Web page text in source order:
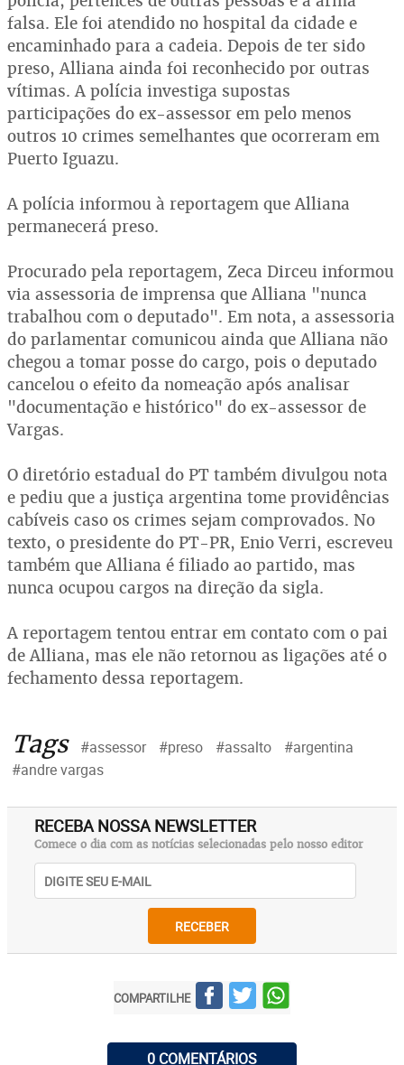
falsa. Ele foi atendido no hospital da cidade e
encaminhado para a cadeia. Depois de ter sido
preso, Alliana ainda foi reconhecido por outras
vítimas. A polícia investiga supostas
participações do ex-assessor em pelo menos
outros 10 crimes semelhantes que ocorreram em
Puerto Iguazu.
A polícia informou à reportagem que Alliana
permanecerá preso.
Procurado pela reportagem, Zeca Dirceu informou
via assessoria de imprensa que Alliana "nunca
trabalhou com o deputado". Em nota, a assessoria
do parlamentar comunicou ainda que Alliana não
chegou a tomar posse do cargo, pois o deputado
cancelou o efeito da nomeação após analisar
"documentação e histórico" do ex-assessor de
Vargas.
O diretório estadual do PT também divulgou nota
e pediu que a justiça argentina tome providências
cabíveis caso os crimes sejam comprovados. No
texto, o presidente do PT-PR, Enio Verri, escreveu
também que Alliana é filiado ao partido, mas
nunca ocupou cargos na direção da sigla.
A reportagem tentou entrar em contato com o pai
de Alliana, mas ele não retornou as ligações até o
fechamento dessa reportagem.
Tags #assessor #preso #assalto
#argentina
#andre vargas
RECEBA NOSSA NEWSLETTER
Comece o dia com as notícias selecionadas pelo nosso editor
RECEBER
COMPARTILHE
0 COMENTÁRIOS